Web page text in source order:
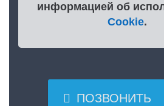
информацией об
Cookie.
